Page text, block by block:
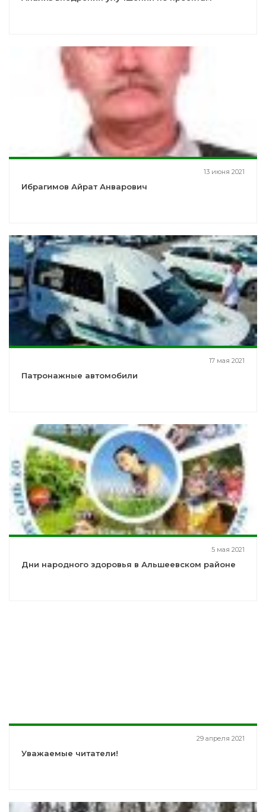
13 июня 2021
Ибрагимов Айрат Анварович
17 мая 2021
Патронажные автомобили
5 мая 2021
Дни народного здоровья в Альшеевском районе
29 апреля 2021
Уважаемые читатели!